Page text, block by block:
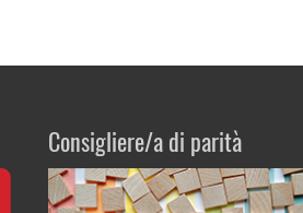
Consigliere/a di parità